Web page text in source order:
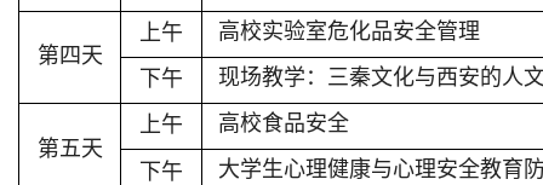
第四天
上午
高校实验室危化品安全管理
下午
现场教学：三秦文化与西安的人
第五天
上午
高校食品安全
下午
大学生心理健康与心理安全教育